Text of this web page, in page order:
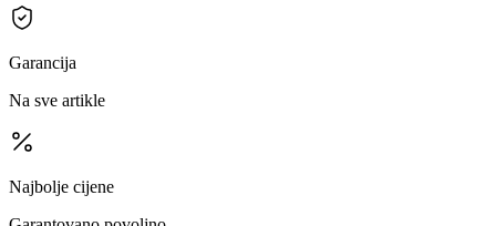
Garancija
Na sve artikle
Najbolje cijene